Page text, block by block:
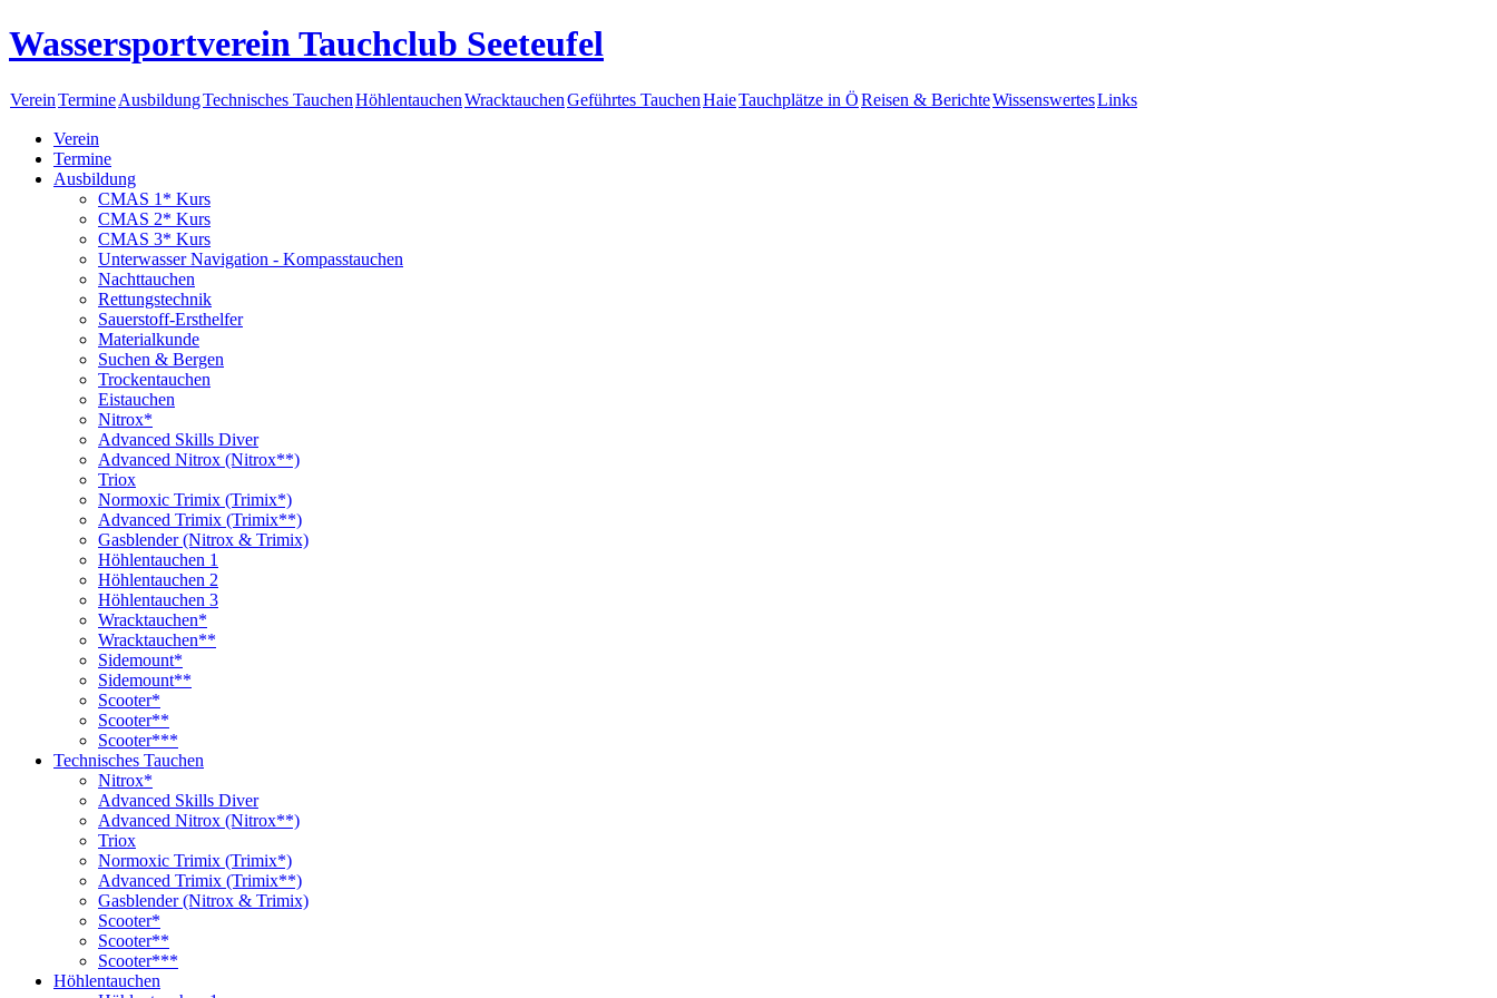
Wassersportverein Tauchclub Seeteufel
VereinTermineAusbildungTechnisches TauchenHöhlentauchenWracktauchenGeführtes TauchenHaieTauchplätze in ÖReisen & BerichteWissenswertesLinks
Verein
Termine
Ausbildung
CMAS 1* Kurs
CMAS 2* Kurs
CMAS 3* Kurs
Unterwasser Navigation - Kompasstauchen
Nachttauchen
Rettungstechnik
Sauerstoff-Ersthelfer
Materialkunde
Suchen & Bergen
Trockentauchen
Eistauchen
Nitrox*
Advanced Skills Diver
Advanced Nitrox (Nitrox**)
Triox
Normoxic Trimix (Trimix*)
Advanced Trimix (Trimix**)
Gasblender (Nitrox & Trimix)
Höhlentauchen 1
Höhlentauchen 2
Höhlentauchen 3
Wracktauchen*
Wracktauchen**
Sidemount*
Sidemount**
Scooter*
Scooter**
Scooter***
Technisches Tauchen
Nitrox*
Advanced Skills Diver
Advanced Nitrox (Nitrox**)
Triox
Normoxic Trimix (Trimix*)
Advanced Trimix (Trimix**)
Gasblender (Nitrox & Trimix)
Scooter*
Scooter**
Scooter***
Höhlentauchen